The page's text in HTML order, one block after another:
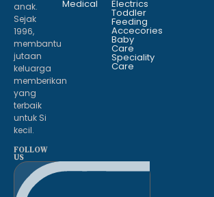
anak.
Sejak
1996,
membantu
jutaan
keluarga
memberikan
yang
terbaik
untuk Si
kecil.
FOLLOW
US
Medical Electrics
Toddler
Feeding
Accecories
Baby
Care
Speciality
Care